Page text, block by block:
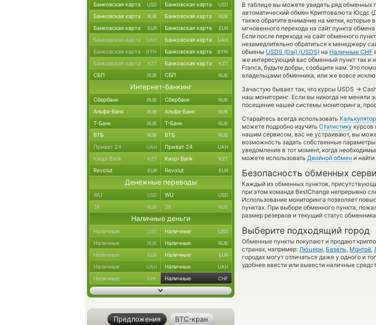
В таблице вы можете увидеть ряд обменных
автоматический обмен Криптовалюта Юсдс
также обратите внимание на метки, которые
мгновенного перехода на сайт пункта
Если после перехода на сайт обменного
незамедлительно обратиться к менеджеру
обмены USDS (Dai) (USDS) на Наличные CHF
же интересующий вас обменный пункт так и
Franca, будьте добры, сообщите нам. Это
владельцами обменника, или же вовсе
Зачастую бывает так, что курсы USDS →
наш мониторинг. Если вы никогда не меняли
посещение нашей системы мониторинга,
Старайтесь всегда использовать Калькулятор
можете подробно изучить Статистику курсов
нашим сервисом, вас не устраивают, вы
возможность задать собственные
уведомление в тот момент, когда
можете использовать Двойной обмен и
Безопасность обменных
Каждый из обменных пунктов,
при этом команда BestChange непрерывно
Использование мониторинга позволяет
пунктах. При выборе обменного пункта,
размер резервов и текущий статус
Выберите подходящий город
Обменные пункты покупают и продают
странах, например: Люцерн, Базель, Монтрё,
городах могут отличаться даже у одного и
удобнее ввести или вывести наличные
Банковская карта USD Банковская карта USD
Банковская карта RUB Банковская карта RUB
Банковская карта EUR Банковская карта EUR
Банковская карта UAH Банковская карта UAH
Банковская карта BYN Банковская карта BYN
Банковская карта KZT Банковская карта KZT
СБП RUB СБП RUB
Интернет-банкинг
Сбербанк RUB Сбербанк RUB
Альфа-Банк RUB Альфа-Банк RUB
Т-Банк RUB Т-Банк RUB
ВТБ RUB ВТБ RUB
Приват 24 UAH Приват 24 UAH
Kaspi Bank KZT Kaspi Bank KZT
Revolut EUR Revolut EUR
Денежные переводы
WU USD WU USD
ЗК RUB ЗК RUB
Наличные деньги
Наличные USD Наличные USD
Наличные RUB Наличные RUB
Наличные EUR Наличные EUR
Наличные UAH Наличные UAH
Наличные CHF Наличные CHF
Предложения BTC-кран